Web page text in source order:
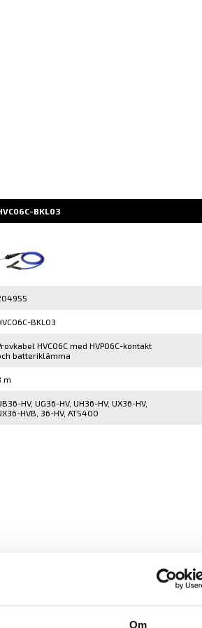
Om
BKL03
BKL03
HVC06C med HVP06C-kontakt
batteriklämma
m
HV, UG36-HV, UH36-HV, UX36-HV,
HVB, 36-HV, ATS400